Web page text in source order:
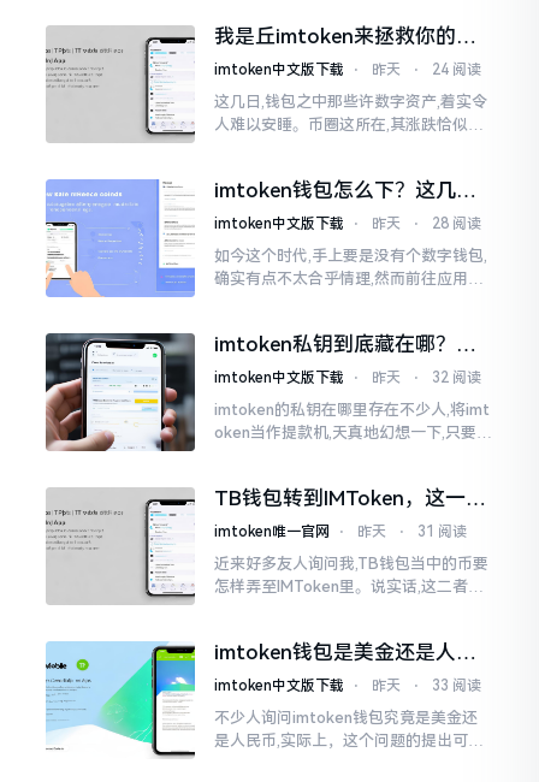
我是丘imtoken来拯救你的钱
包
imtoken中文版下载 ⋅ 昨天 ⋅ 24 阅读
这几日,钱包之中那些许数字资产,着实令
人难以安睡。币圈这所在,其涨跌恰似翻
堆币
imtoken钱包怎么下？这几种
靠谱路子别走歪
imtoken中文版下载 ⋅ 昨天 ⋅ 28 阅读
如今这个时代,手上要是没有个数字钱包,
确实有点不太合乎情理,然而前往应用商
似乎相似
imtoken私钥到底藏在哪？别
慌，找对地方才安心
imtoken中文版下载 ⋅ 昨天 ⋅ 32 阅读
imtoken的私钥在哪里存在不少人,将imt
oken当作提款机,天真地幻想一下,只要把
TB钱包转到IMToken，这一步
别走错
imtoken唯一官网 ⋅ 昨天 ⋅ 31 阅读
近来好多友人询问我,TB钱包当中的币要
怎样弄至IMToken里。说实话,这二者皆
就迷糊了
imtoken钱包是美金还是人民
币？其实它是个“多面手”
imtoken中文版下载 ⋅ 昨天 ⋅ 33 阅读
不少人询问imtoken钱包究竟是美金还
是人民币,实际上，这个问题的提出可谓